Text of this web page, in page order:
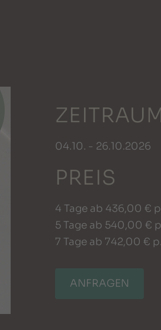
04.10. - 26.10.2026
PREIS
4 Tage ab 436,00 €
5 Tage ab 540,00 €
7 Tage ab 742,00 € p.
ANFRAGEN